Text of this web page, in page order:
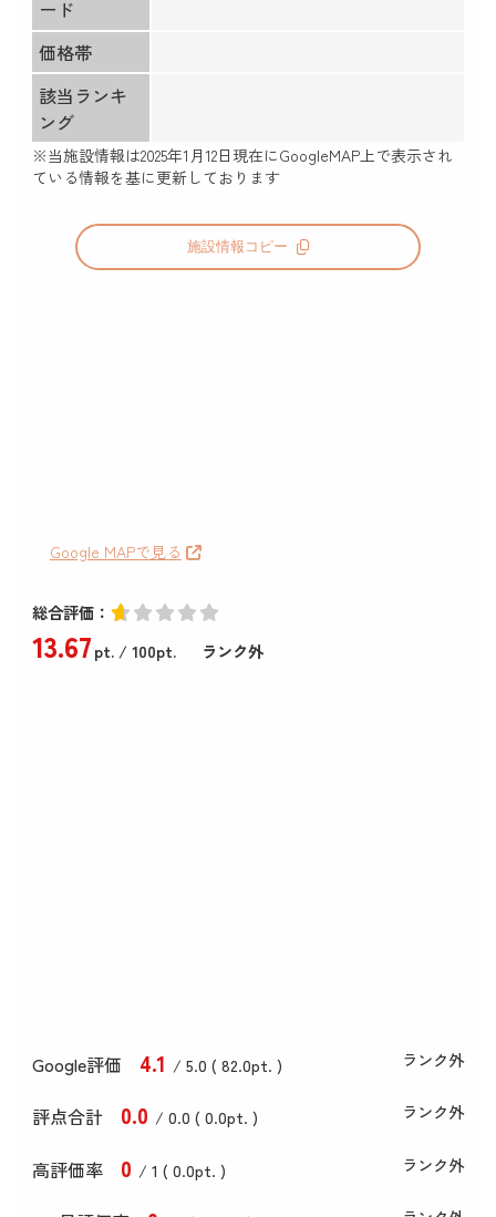
ード
価格帯
該当ランキ
ング
※当施設情報は2025年1月12日現在にGoogleMAP上で表示され
ている情報を基に更新しております
施設情報コピー
Google MAPで見る
総合評価：
13.67pt./ 100pt. ランク外
Google評価 4.1 / 5.0 ( 82.0pt. ) ランク外
評点合計 0.0 / 0.0 ( 0.0pt. ) ランク外
高評価率 0 / 1 ( 0.0pt. ) ランク外